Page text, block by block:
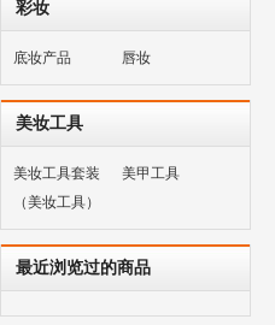
彩妆
底妆产品 唇妆
美妆工具
美妆工具套装
（美妆工具）
美甲工具
最近浏览过的商品